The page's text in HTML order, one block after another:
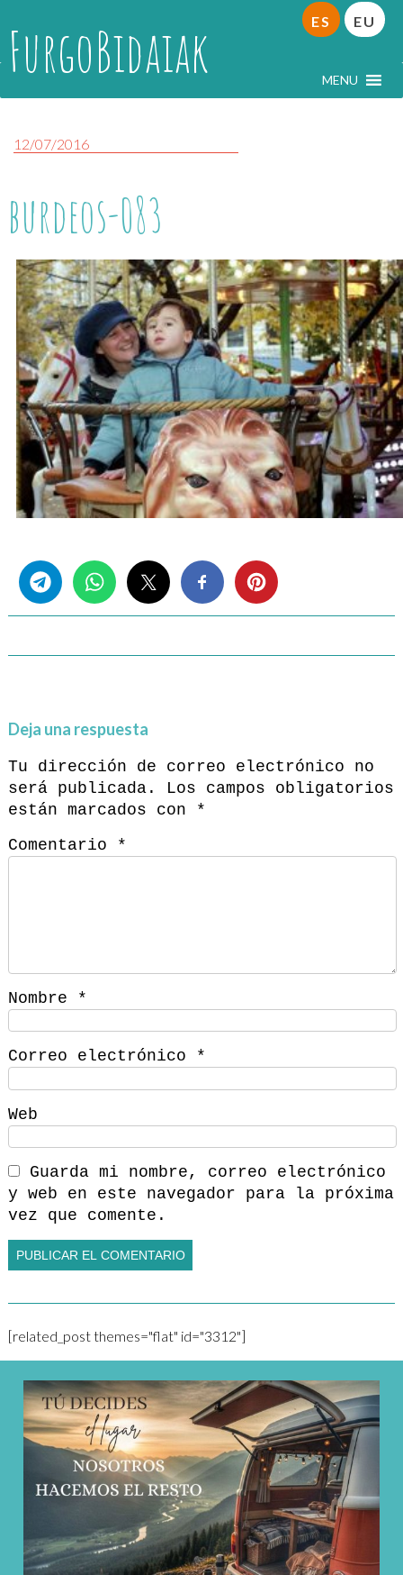
FurgoBidaiak MENU
ES EU
12/07/2016
burdeos-083
Deja una respuesta
Tu dirección de correo electrónico no
será publicada.
Los campos obligatorios
están marcados con
*
Comentario
*
Nombre *
Correo electrónico *
Web
Guarda mi nombre, correo electrónico
y web en este navegador para la próxima
vez que comente.
[related_post themes="flat" id="3312"]